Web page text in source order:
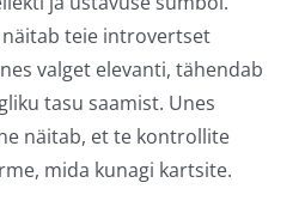
näitab teie introvertset
valget elevanti, tähendab
tasu saamist. Unes
näitab, et te kontrollite
mida kunagi kartsite.